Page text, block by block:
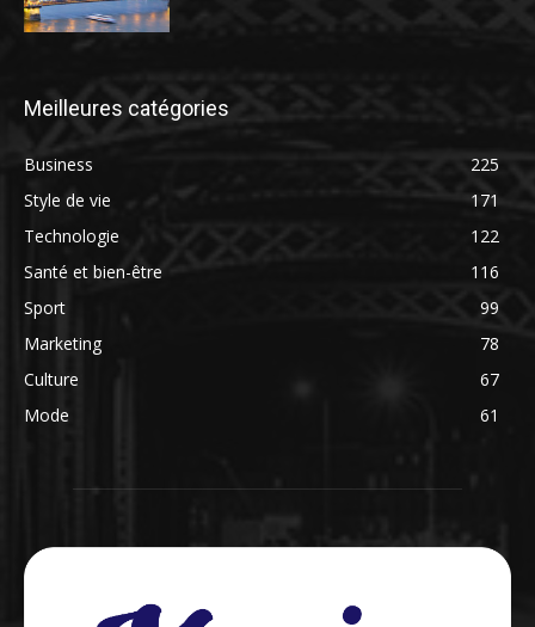
Meilleures catégories
Business
225
Style de vie
171
Technologie
122
Santé et bien-être
116
Sport
99
Marketing
78
Culture
67
Mode
61